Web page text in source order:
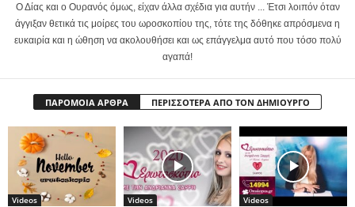
Ο Δίας και ο Ουρανός όμως, είχαν άλλα σχέδια για αυτήν ... Έτσι λοιπόν όταν
άγγιξαν θετικά τις μοίρες του ωροσκοπίου της, τότε της δόθηκε απρόσμενα η
ευκαιρία και η ώθηση να ακολουθήσει και ως επάγγελμα αυτό που τόσο πολύ
αγαπά!
ΠΑΡΟΜΟΙΑ ΑΡΘΡΑ ΠΕΡΙΣΣΟΤΕΡΑ ΑΠΟ ΤΟΝ ΔΗΜΙΟΥΡΓΟ
Videos Videos Videos